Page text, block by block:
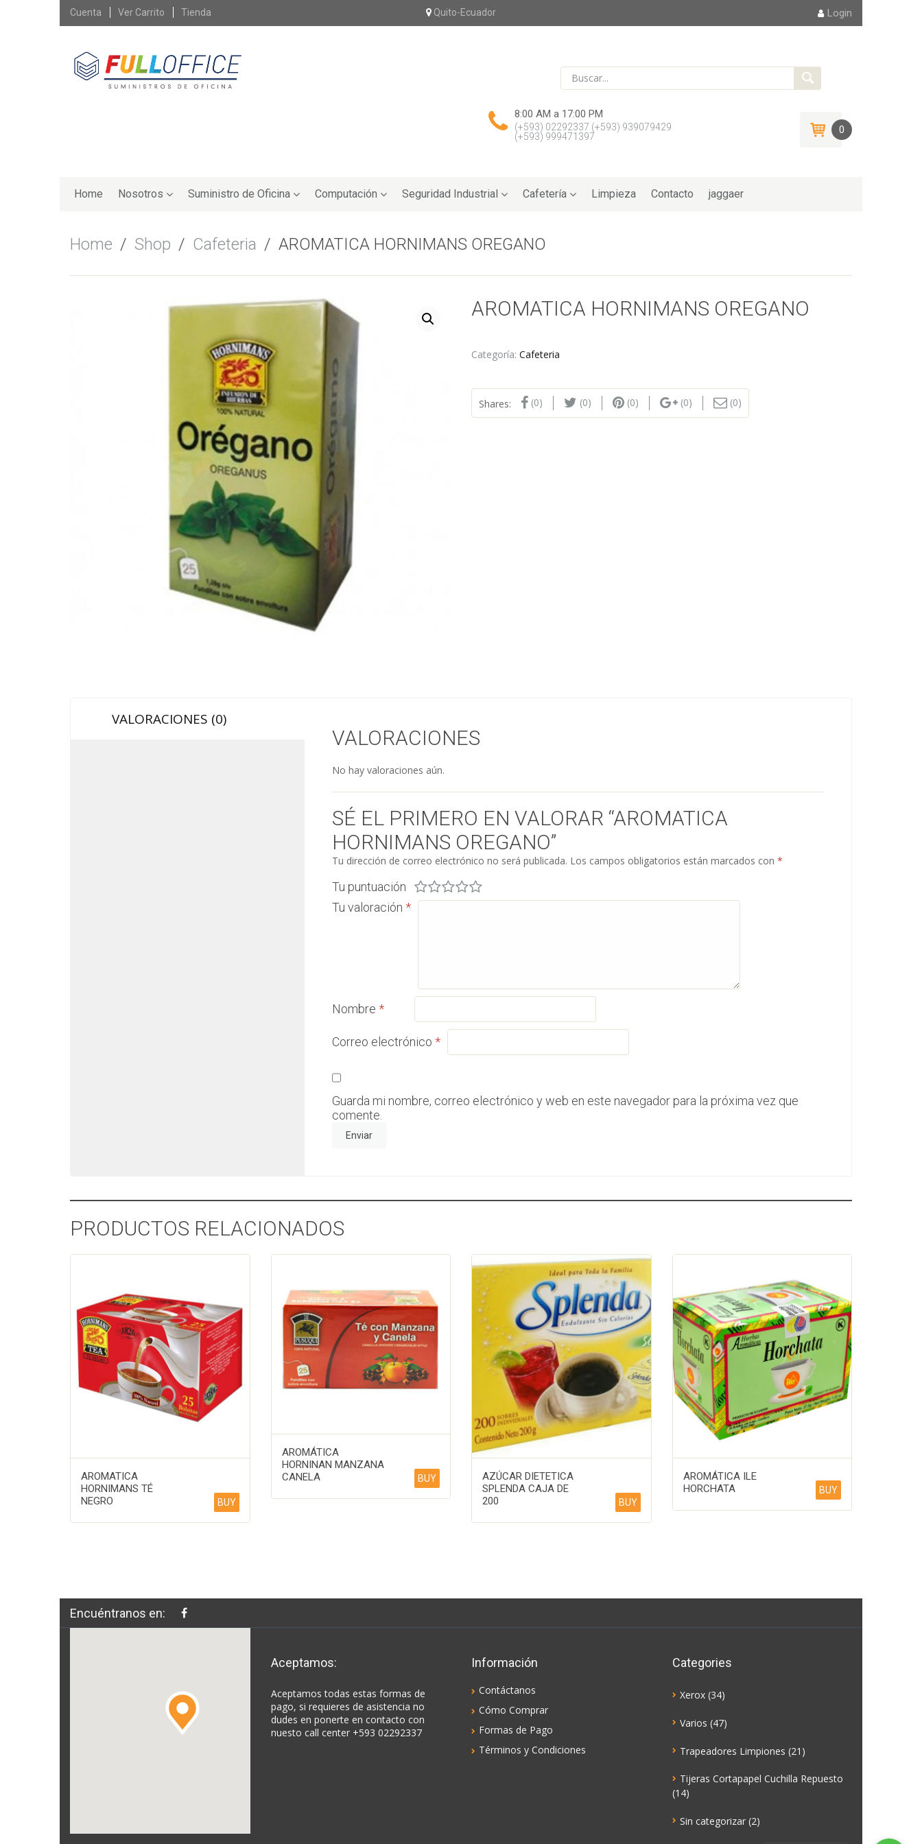
Skip
Cuenta Ver Carrito Tienda Quito-Ecuador Login
8:00 AM a 17:00 PM
(+593) 02292337 (+593) 939079429
(+593) 999471397
0
to
Home Nosotros Suministro de Oficina Computación Seguridad Industrial Cafetería Limpieza Contacto jaggaer
Home / Shop / Cafeteria / AROMATICA HORNIMANS OREGANO
AROMATICA HORNIMANS OREGANO
Categoría: Cafeteria
Shares: (0) (0) (0) (0) (0)
VALORACIONES (0)
VALORACIONES
No hay valoraciones aún.
SÉ EL PRIMERO EN VALORAR “AROMATICA
HORNIMANS OREGANO”
Tu dirección de correo electrónico no será publicada. Los campos obligatorios están marcados con*
Tu puntuación
Tu valoración*
Nombre*
Correo electrónico*
Guarda mi nombre, correo electrónico y web en este navegador para la próxima vez que
comente.
PRODUCTOS RELACIONADOS
AROMATICA
HORNIMANS TÉ
NEGRO
BUY
AROMÁTICA
HORNINAN MANZANA
CANELA
BUY
AZÚCAR DIETETICA
SPLENDA CAJA DE
200
BUY
AROMÁTICA ILE
HORCHATA
BUY
Encuéntranos en:
Aceptamos:
Aceptamos todas estas formas de
pago, si requieres de asistencia no
dudes en ponerte en contacto con
nuesto call center +593 02292337
Información
Contáctanos
Cómo Comprar
Formas de Pago
Términos y Condiciones
Categories
Xerox (34)
Varios (47)
Trapeadores Limpiones (21)
Tijeras Cortapapel Cuchilla Repuesto
(14)
Sin categorizar (2)